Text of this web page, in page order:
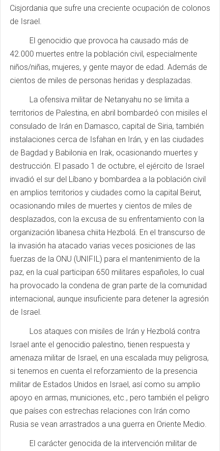
Cisjordania que sufre una creciente ocupación de colonos
de Israel.
El genocidio que provoca ha causado más de
42.000 muertes entre la población civil, especialmente
niños/niñas, mujeres, y gente mayor de edad. Además de
cientos de miles de personas heridas y desplazadas.
La ofensiva militar de Netanyahu no se limita a
territorios de Palestina, en abril bombardeó con misiles el
consulado de Irán en Damasco, capital de Siria, también
instalaciones cerca de Isfahan en Irán, y en las ciudades
de Bagdad y Babilonia en Irak, ocasionando muertes y
destrucción. El pasado 1 de octubre, el ejército de Israel
invadió el sur del Líbano y bombardea a la población civil
en amplios territorios y ciudades como la capital Beirut,
ocasionando miles de muertes y cientos de miles de
desplazados, con la excusa de su enfrentamiento con la
organización libanesa chiita Hezbolá. En el transcurso de
la invasión ha atacado varias veces posiciones de las
fuerzas de la ONU (UNIFIL) para el mantenimiento de la
paz, en la cual participan 650 militares españoles, lo cual
ha provocado la condena de gran parte de la comunidad
internacional, aunque insuficiente para detener la agresión
de Israel.
Los ataques con misiles de Irán y Hezbolá contra
Israel ante el genocidio palestino, tienen respuesta y
amenaza militar de Israel, en una escalada muy peligrosa,
si tenemos en cuenta el reforzamiento de la presencia
militar de Estados Unidos en Israel, así como su amplio
apoyo en armas, municiones, etc., pero también el peligro
que países con estrechas relaciones con Irán como
Rusia se vean arrastrados a una guerra en Oriente Medio.
El carácter genocida de la intervención militar de